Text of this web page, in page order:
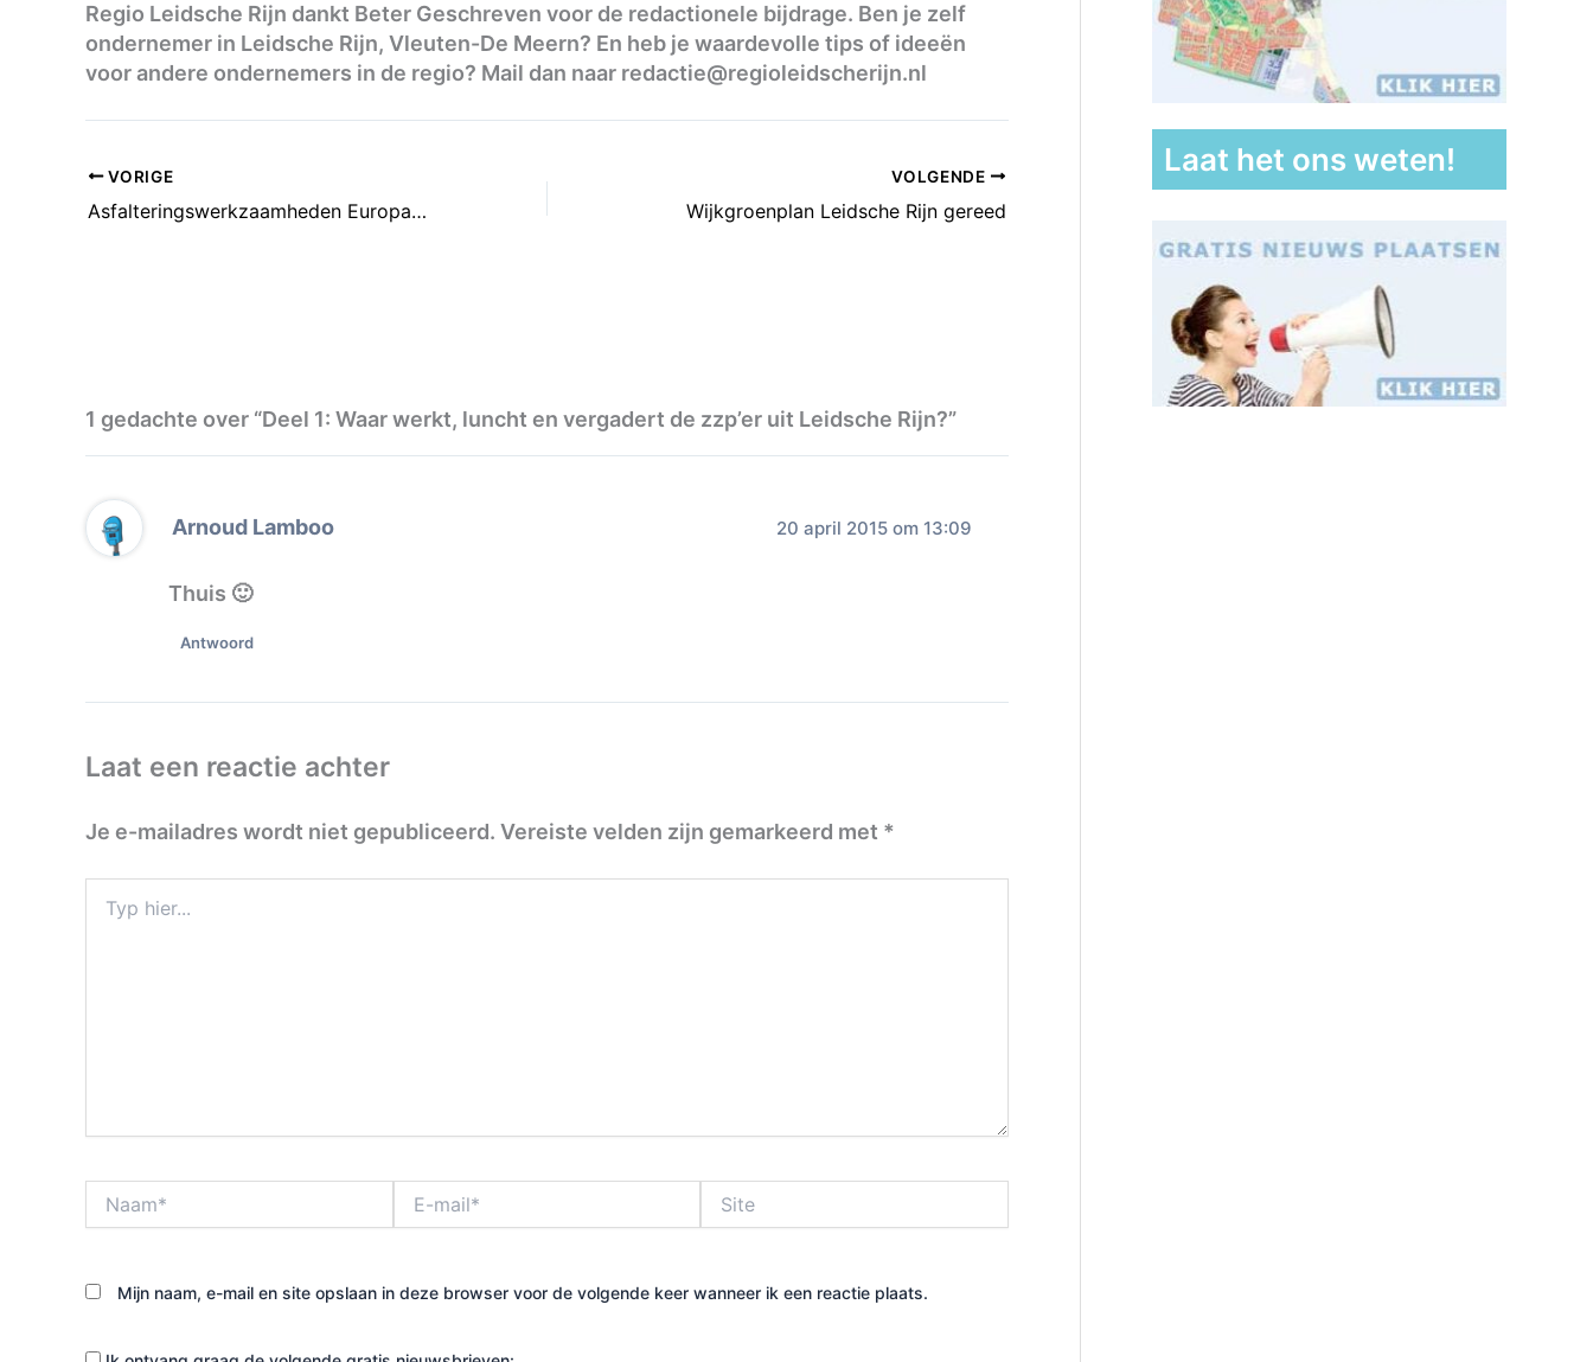
Regio Leidsche Rijn dankt Beter Geschreven voor de redactionele bijdrage. Ben je zelf
ondernemer in Leidsche Rijn, Vleuten-De Meern? En heb je waardevolle tips of ideeën
voor andere ondernemers in de regio? Mail dan naar redactie@regioleidscherijn.nl
VORIGE
Asfalteringswerkzaamheden Europaweg start vandaag
VOLGENDE
Wijkgroenplan Leidsche Rijn gereed
1 gedachte over “Deel 1: Waar werkt, luncht en vergadert de zzp’er uit Leidsche Rijn?”
Arnoud Lamboo 20 april 2015 om 13:09
Thuis 🙂
Antwoord
Laat een reactie achter
Je e-mailadres wordt niet gepubliceerd. Vereiste velden zijn gemarkeerd met *
hier...
mail*
Mijn naam, e-mail en site opslaan in deze browser voor de volgende keer wanneer ik een reactie plaats.
Laat het ons weten!